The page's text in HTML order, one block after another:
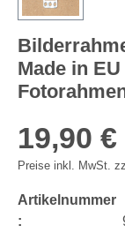
Made in
19,90 €
Preise inkl. MwSt.
Artikelnummer
: